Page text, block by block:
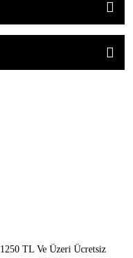
1250 TL Ve Üzeri Ücretsiz